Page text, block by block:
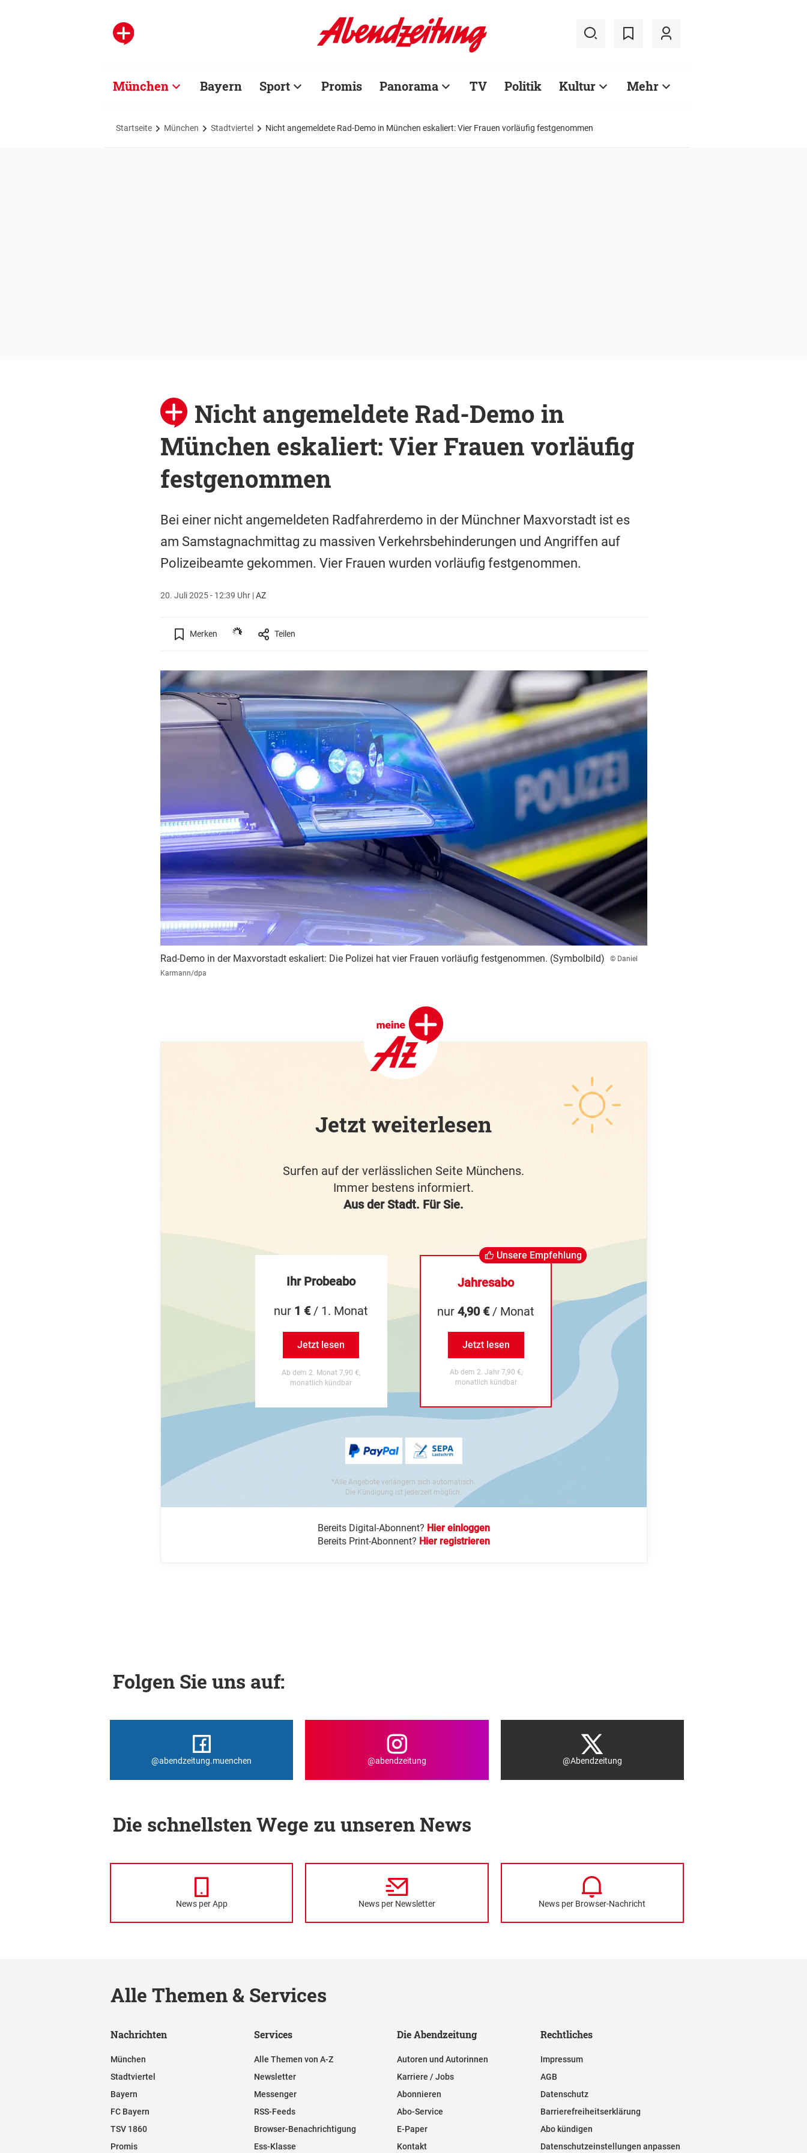
München Bayern Sport Promis Panorama TV Politik Kultur Mehr
Startseite München Stadtviertel Nicht angemeldete Rad-Demo in München eskaliert: Vier Frauen vorläufig festgenommen
Nicht angemeldete Rad-Demo in
München eskaliert: Vier Frauen vorläufig
festgenommen
Bei einer nicht angemeldeten Radfahrerdemo in der Münchner Maxvorstadt ist es
am Samstagnachmittag zu massiven Verkehrsbehinderungen und Angriffen auf
Polizeibeamte gekommen. Vier Frauen wurden vorläufig festgenommen.
20. Juli 2025 - 12:39 Uhr |AZ
Merken Teilen
Rad-Demo in der Maxvorstadt eskaliert: Die Polizei hat vier Frauen vorläufig festgenommen. (Symbolbild)
© Daniel
Karmann/dpa
Jetzt weiterlesen
Surfen auf der verlässlichen Seite Münchens.
Immer bestens informiert.
Aus der Stadt. Für Sie.
Ihr Probeabo
nur 1 €/ 1. Monat
Jetzt lesen
Ab dem 2. Monat 7,90 €,
monatlich kündbar
Unsere Empfehlung
Jahresabo
nur4,90 €/ Monat
Jetzt lesen
Ab dem 2. Jahr 7,90 €,
monatlich kündbar
*Alle Angebote verlängern sich automatisch.
Die Kündigung ist jederzeit möglich.
Bereits Digital-Abonnent? Hier einloggen
Bereits Print-Abonnent? Hier registrieren
Folgen Sie uns auf:
@abendzeitung.muenchen @abendzeitung @Abendzeitung
Die schnellsten Wege zu unseren News
News per App News per Newsletter News per Browser-Nachricht
Alle Themen & Services
Nachrichten
München
Stadtviertel
Bayern
FC Bayern
TSV 1860
Promis
Services
Alle Themen von A-Z
Newsletter
Messenger
RSS-Feeds
Browser-Benachrichtigung
Ess-Klasse
Die Abendzeitung
Autoren und Autorinnen
Karriere / Jobs
Abonnieren
Abo-Service
E-Paper
Kontakt
Rechtliches
Impressum
AGB
Datenschutz
Barrierefreiheitserklärung
Abo kündigen
Datenschutzeinstellungen anpassen